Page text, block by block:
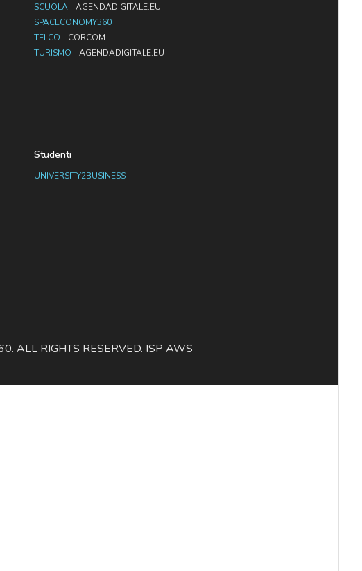
SCUOLA
AGENDADIGITALE.EU
SPACECONOMY360
TELCO
CORCOM
TURISMO
AGENDADIGITALE.EU
Studenti
UNIVERSITY2BUSINESS
RIGHTS RESERVED. ISP AWS